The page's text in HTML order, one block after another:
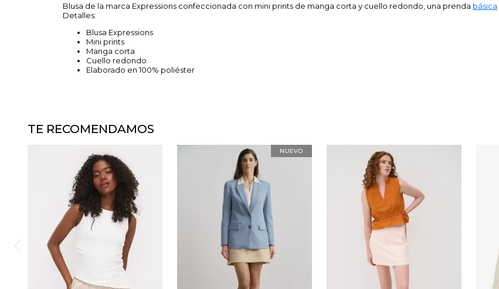
Blusa de la marca Expressions confeccionada con mini prints de manga corta y cuello redondo, una prenda básica
Detalles:
Blusa Expressions
Mini prints
Manga corta
Cuello redondo
Elaborado en 100% poliéster
TE RECOMENDAMOS